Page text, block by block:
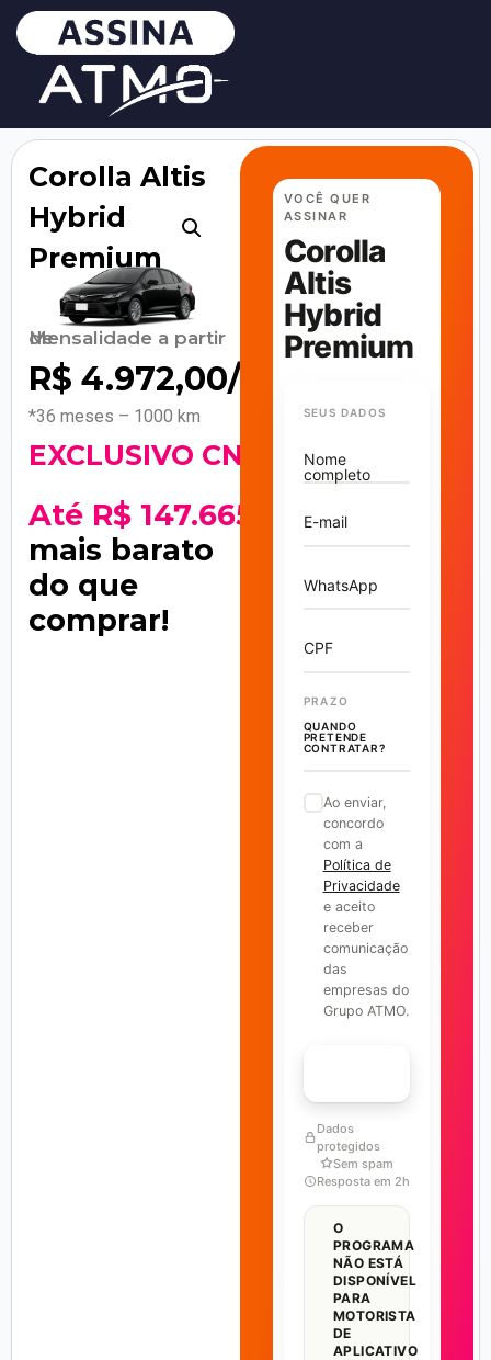
Corolla Altis
Hybrid
Premium
Mensalidade a partir de
R$ 4.972,00/mês
*36 meses – 1000 km
EXCLUSIVO CNPJ!
Até R$ 147.665
mais barato
do que
comprar!
VOCÊ QUER
ASSINAR
Corolla
Altis
Hybrid
Premium
SEUS DADOS
Nome
completo
E-mail
WhatsApp
CPF
PRAZO
QUANDO
PRETENDE
CONTRATAR?
Ao enviar,
concordo
com a
Política de
Privacidade
e aceito
receber
comunicação
das
empresas do
Grupo ATMO.
Dados
protegidos
Sem spam
Resposta em 2h
O
PROGRAMA
NÃO ESTÁ
DISPONÍVEL
PARA
MOTORISTA
DE
APLICATIVO